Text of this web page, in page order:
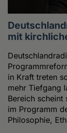
mit
in Kraft treten
mehr Tiefgang
Bereich
im Programm
Philosophie,